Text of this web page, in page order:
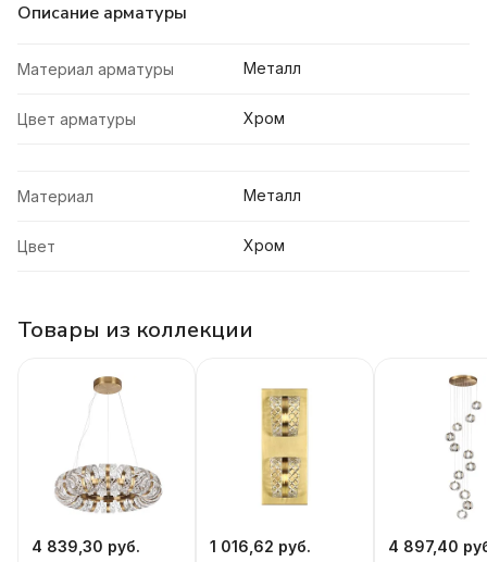
Описание арматуры
Материал арматуры Металл
Цвет арматуры Хром
Материал Металл
Цвет Хром
Товары из коллекции
4 839,30 руб. 1 016,62 руб. 4 897,40